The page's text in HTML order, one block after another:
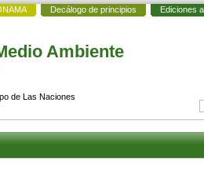
Decálogo de principios Ediciones
Ambiente
de Las Naciones